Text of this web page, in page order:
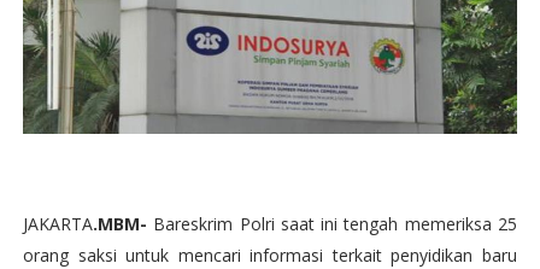
JAKARTA.MBM- Bareskrim Polri saat ini tengah memeriksa 25
orang saksi untuk mencari informasi terkait penyidikan baru